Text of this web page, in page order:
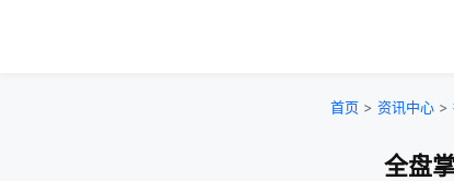
首页 > 资讯中心 >
全盘